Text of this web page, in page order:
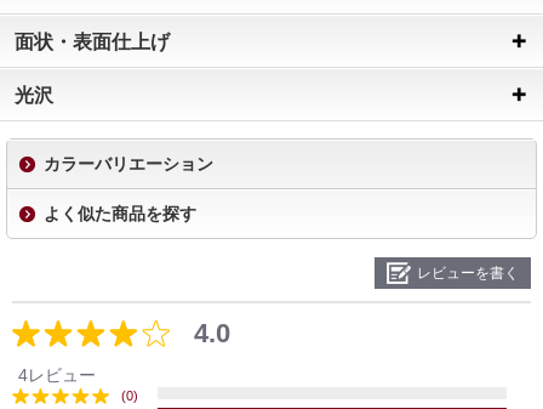
面状・表面仕上げ
光沢
カラーバリエーション
よく似た商品を探す
レビューを書く
4.0
4レビュー
(0)